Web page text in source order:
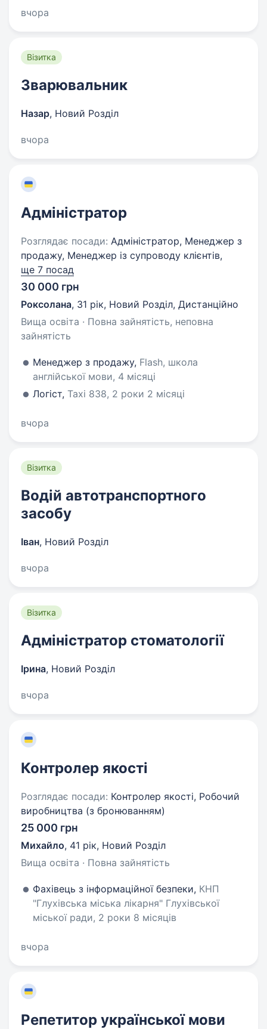
вчора
Візитка
Зварювальник
Назар, Новий Розділ
вчора
Адміністратор
Розглядає посади: Адміністратор, Менеджер з
продажу, Менеджер із супроводу клієнтів,
ще 7 посад
30 000 грн
Роксолана, 31 рік, Новий Розділ, Дистанційно
Вища освіта · Повна зайнятість, неповна
зайнятість
Менеджер з продажу, Flash, школа
англійської мови, 4 місяці
Логіст, Taxi 838, 2 роки 2 місяці
вчора
Візитка
Водій автотранспортного
засобу
Іван, Новий Розділ
вчора
Візитка
Адміністратор стоматології
Ірина, Новий Розділ
вчора
Контролер якості
Розглядає посади: Контролер якості, Робочий
виробництва (з бронюванням)
25 000 грн
Михайло, 41 рік, Новий Розділ
Вища освіта · Повна зайнятість
Фахівець з інформаційної безпеки, КНП
"Глухівська міська лікарня" Глухівської
міської ради, 2 роки 8 місяців
вчора
Репетитор української мови